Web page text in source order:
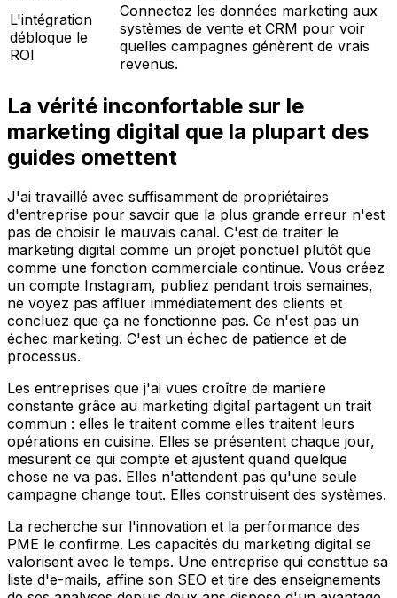
L'intégration
débloque le
ROI
Connectez les données marketing aux
systèmes de vente et CRM pour voir
quelles campagnes génèrent de vrais
revenus.
La vérité inconfortable sur le
marketing digital que la plupart des
guides omettent
J'ai travaillé avec suffisamment de propriétaires
d'entreprise pour savoir que la plus grande erreur n'est
pas de choisir le mauvais canal. C'est de traiter le
marketing digital comme un projet ponctuel plutôt que
comme une fonction commerciale continue. Vous créez
un compte Instagram, publiez pendant trois semaines,
ne voyez pas affluer immédiatement des clients et
concluez que ça ne fonctionne pas. Ce n'est pas un
échec marketing. C'est un échec de patience et de
processus.
Les entreprises que j'ai vues croître de manière
constante grâce au marketing digital partagent un trait
commun : elles le traitent comme elles traitent leurs
opérations en cuisine. Elles se présentent chaque jour,
mesurent ce qui compte et ajustent quand quelque
chose ne va pas. Elles n'attendent pas qu'une seule
campagne change tout. Elles construisent des systèmes.
La recherche sur l'innovation et la performance des
PME le confirme. Les capacités du marketing digital se
valorisent avec le temps. Une entreprise qui constitue sa
liste d'e-mails, affine son SEO et tire des enseignements